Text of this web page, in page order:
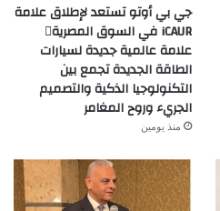
جي بي أوتو تستعد لإطلاق علامة
iCAUR في السوق المصرية
علامة عالمية جديدة لسيارات
الطاقة الجديدة تجمع بين
التكنولوجيا الذكية والتصميم
الجريء وروح المغامر
منذ يومين